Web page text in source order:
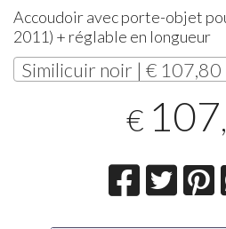
Accoudoir avec porte-objet
2011) + réglable en longueur
Similicuir noir | € 107,80
€ 107